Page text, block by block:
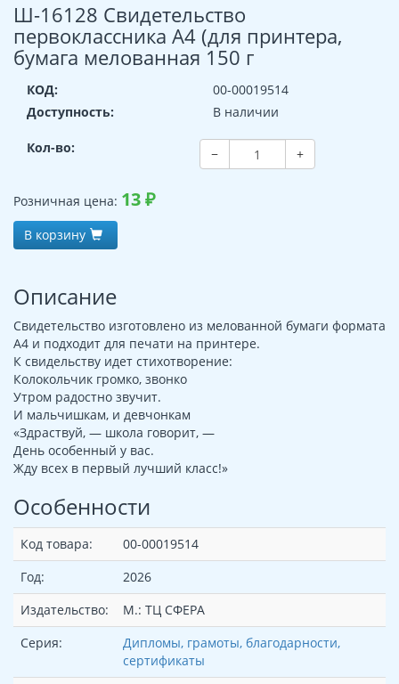
Ш-16128 Свидетельство
первоклассника А4 (для принтера,
бумага мелованная 150 г
КОД:
00-00019514
Доступность:
В наличии
Кол-во: − +
Розничная цена: 13₽
В корзину
Описание
Свидетельство изготовлено из мелованной бумаги формата
А4 и подходит для печати на принтере.
К свидельству идет стихотворение:
Колокольчик громко, звонко
Утром радостно звучит.
И мальчишкам, и девчонкам
«Здраствуй, — школа говорит, —
День особенный у вас.
Жду всех в первый лучший класс!»
Особенности
Код товара:
00-00019514
Год:
2026
Издательство:
М.: ТЦ СФЕРА
Серия:
Дипломы, грамоты, благодарности,
сертификаты